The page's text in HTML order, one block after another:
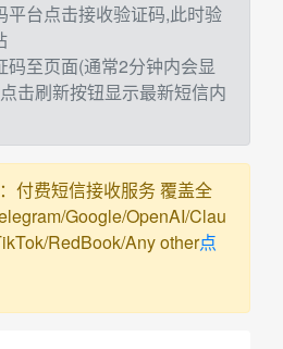
平台点击接收验证码,此时验
码至页面(通常2分钟内会显
击刷新按钮显示最新短信内
付费短信接收服务 覆盖全
Google/OpenAI/Clau
RedBook/Any other点